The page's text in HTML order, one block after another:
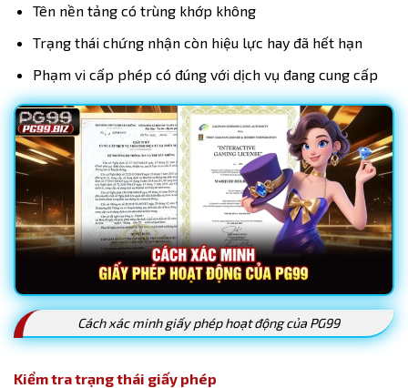
Tên nền tảng có trùng khớp không
Trạng thái chứng nhận còn hiệu lực hay đã hết hạn
Phạm vi cấp phép có đúng với dịch vụ đang cung cấp
Cách xác minh giấy phép hoạt động của PG99
Kiểm tra trạng thái giấy phép